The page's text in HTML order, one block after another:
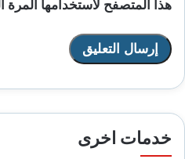
هذا المتصفح لاستخدامها المرة
خدمات اخرى